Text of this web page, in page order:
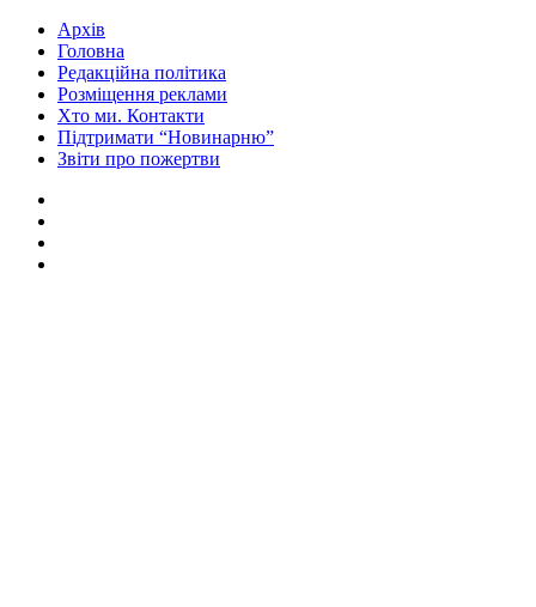
Архів
Головна
Редакційна політика
Розміщення реклами
Хто ми. Контакти
Підтримати “Новинарню”
Звіти про пожертви